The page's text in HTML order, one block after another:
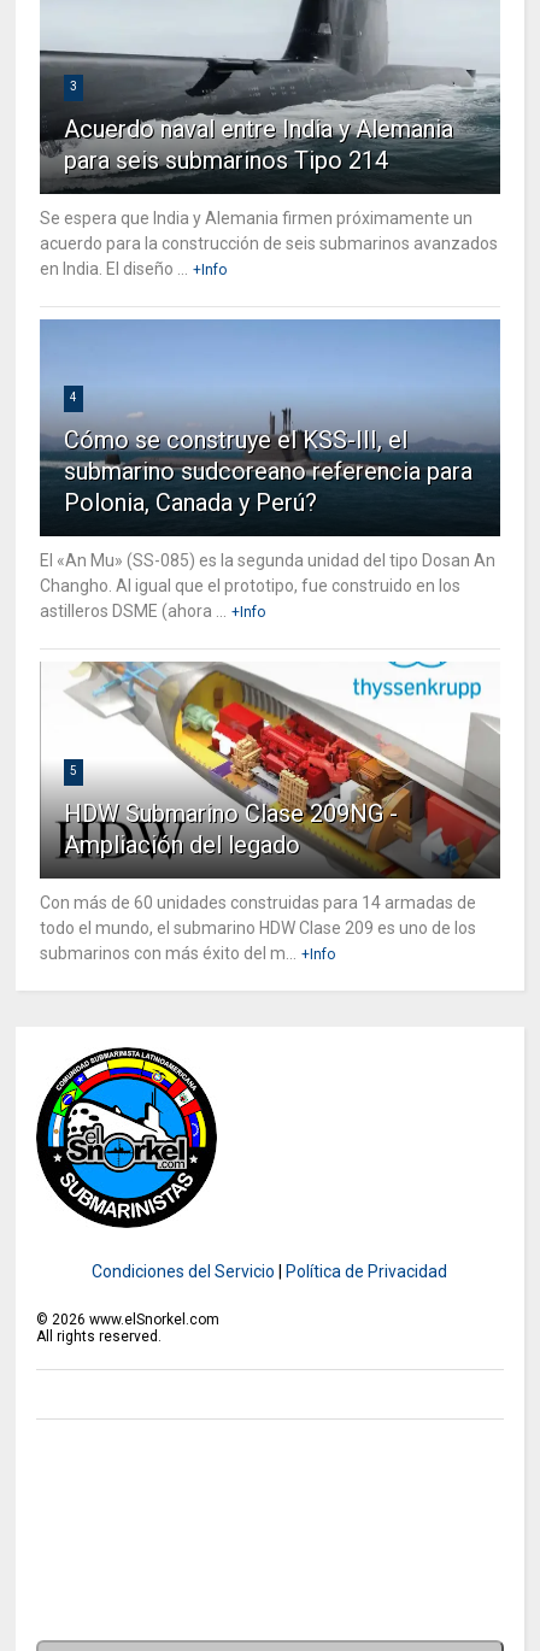
3
Acuerdo naval entre India y Alemania
para seis submarinos Tipo 214
Se espera que India y Alemania firmen próximamente un
acuerdo para la construcción de seis submarinos avanzados
en India. El diseño ...
+Info
4
Cómo se construye el KSS-III, el
submarino sudcoreano referencia para
Polonia, Canada y Perú?
El «An Mu» (SS-085) es la segunda unidad del tipo Dosan An
Changho. Al igual que el prototipo, fue construido en los
astilleros DSME (ahora ...
+Info
5
HDW Submarino Clase 209NG -
Ampliación del legado
Con más de 60 unidades construidas para 14 armadas de
todo el mundo, el submarino HDW Clase 209 es uno de los
submarinos con más éxito del m...
+Info
Condiciones del Servicio Política de Privacidad
© 2026 www.elSnorkel.com
All rights reserved.